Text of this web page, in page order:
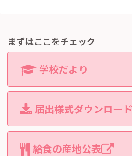
まずはここをチェック
学校だより
届出様式ダウンロード
給食の産地公表